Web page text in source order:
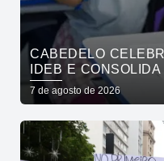
CABEDELO
IDEB E
CRESCIMENTO NA
7 de agosto de 2026